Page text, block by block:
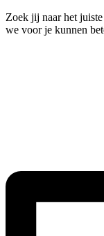
Zoek jij naar het
we voor je kunnen